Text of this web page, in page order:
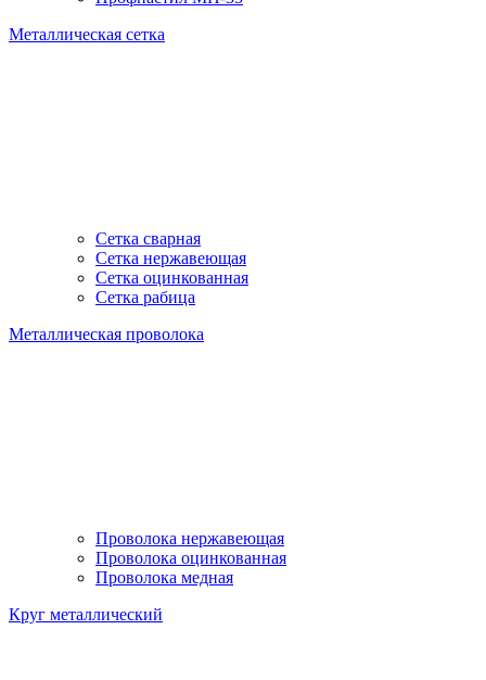
Металлическая сетка
Сетка сварная
Сетка нержавеющая
Сетка оцинкованная
Сетка рабица
Металлическая проволока
Проволока нержавеющая
Проволока оцинкованная
Проволока медная
Круг металлический